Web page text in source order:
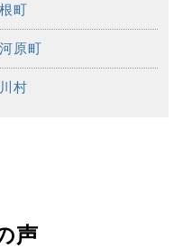
町
原町
村
声